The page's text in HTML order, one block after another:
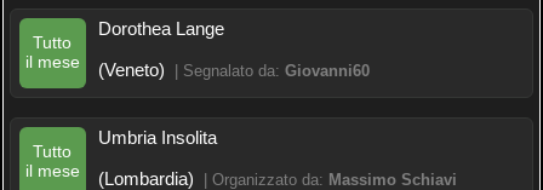
Tutto
il mese
Dorothea Lange
(Veneto)
| Segnalato da: Giovanni60
Tutto
il mese
Umbria Insolita
(Lombardia)
| Organizzato da: Massimo Schiavi